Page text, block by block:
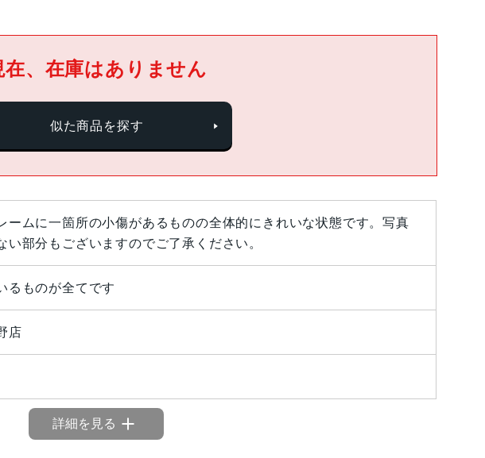
在、在庫はありません
似た商品を探す
ームに一箇所の小傷があるものの全体的にきれいな状態です。写真
い部分もございますのでご了承ください。
るものが全てです
店
詳細を見る